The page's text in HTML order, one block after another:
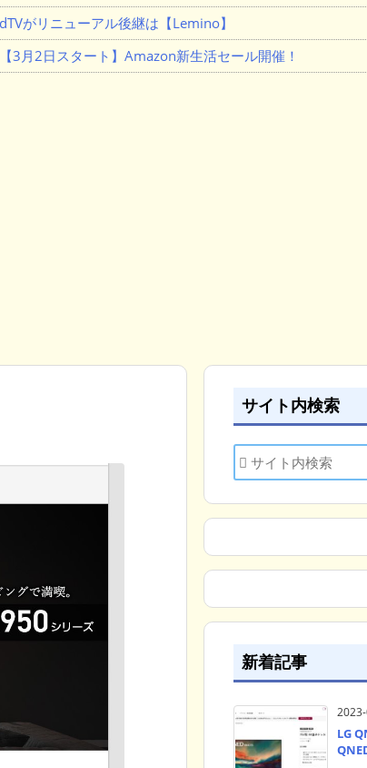
dTVがリニューアル後継は【Lemino】
【3月2日スタート】Amazon新生活セール開催！
サイト内検索
新着記事
LG